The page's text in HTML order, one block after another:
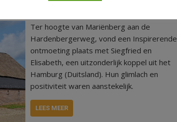
Ter hoogte van Mariënberg aan de
Hardenbergerweg, vond een Inspirerende
ontmoeting plaats met Siegfried en
Elisabeth, een uitzonderlijk koppel uit het
Hamburg (Duitsland). Hun glimlach en
positiviteit waren aanstekelijk.
LEES MEER